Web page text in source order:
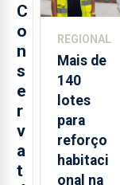
C
o
n
s
e
r
v
a
t
REGIONAL
Mais de
140
lotes
para
reforço
habitaci
onal na